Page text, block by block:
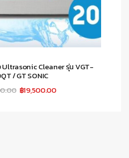
Ultrasonic Cleaner รุ่น VGT-
/ GT SONIC
Original
price
฿19,500.00Current